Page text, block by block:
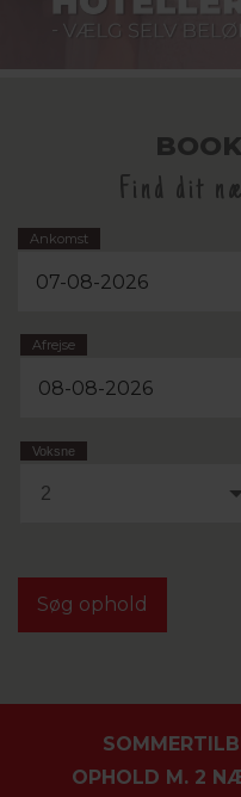
Find dit
Ankomst
Afrejse
Voksne
2
OPHOLD M. 2